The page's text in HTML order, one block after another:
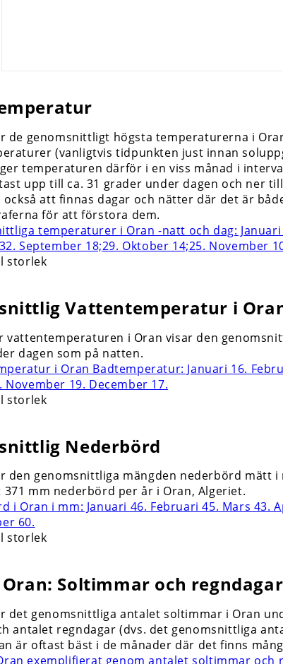
de genomsnittligt högsta temperaturerna i
(vanligtvis tidpunkten just innan
temperaturen därför i en viss månad i
upp till ca. 31 grader under dagen och ner
att finnas dagar och nätter där det är
för att förstora dem.
storlek
Vattentemperatur i
vattentemperaturen i Oran visar den
dagen som på natten.
storlek
Nederbörd
den genomsnittliga mängden nederbörd mätt
mm nederbörd per år i Oran, Algeriet.
storlek
Soltimmar och regndagar
det genomsnittliga antalet soltimmar i Oran
antalet regndagar (dvs. det genomsnittliga
är oftast bäst i de månader där det finns